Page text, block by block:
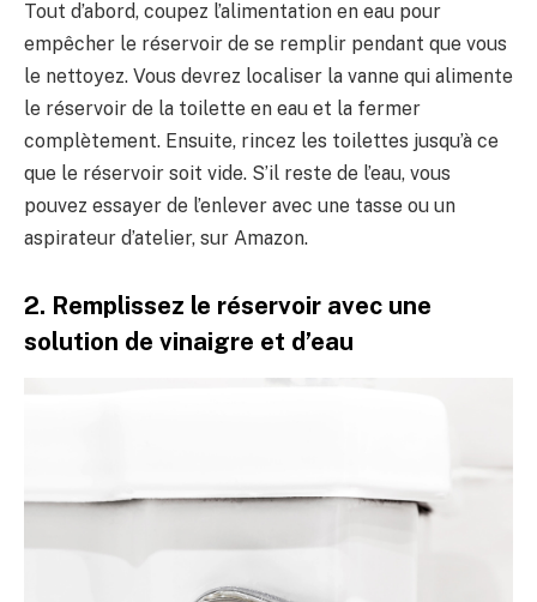
Tout d’abord, coupez l’alimentation en eau pour
empêcher le réservoir de se remplir pendant que vous
le nettoyez. Vous devrez localiser la vanne qui alimente
le réservoir de la toilette en eau et la fermer
complètement. Ensuite, rincez les toilettes jusqu’à ce
que le réservoir soit vide. S’il reste de l’eau, vous
pouvez essayer de l’enlever avec une tasse ou un
aspirateur d’atelier, sur Amazon.
2. Remplissez le réservoir avec une
solution de vinaigre et d’eau